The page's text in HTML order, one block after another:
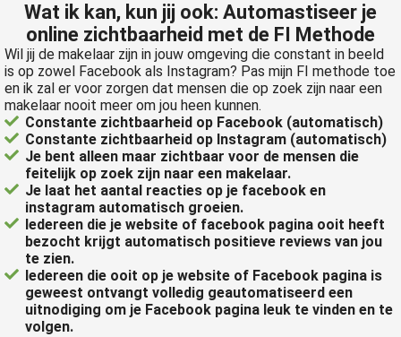
Wat ik kan, kun jij ook: Automastiseer je
online zichtbaarheid met de FI Methode
Wil jij de makelaar zijn in jouw omgeving die constant in beeld
is op zowel Facebook als Instagram? Pas mijn FI methode toe
en ik zal er voor zorgen dat mensen die op zoek zijn naar een
makelaar nooit meer om jou heen kunnen.
Constante zichtbaarheid op Facebook (automatisch)
Constante zichtbaarheid op Instagram (automatisch)
Je bent alleen maar zichtbaar voor de mensen die
feitelijk op zoek zijn naar een makelaar.
Je laat het aantal reacties op je facebook en
instagram automatisch groeien.
Iedereen die je website of facebook pagina ooit heeft
bezocht krijgt automatisch positieve reviews van jou
te zien.
Iedereen die ooit op je website of Facebook pagina is
geweest ontvangt volledig geautomatiseerd een
uitnodiging om je Facebook pagina leuk te vinden en te
volgen.